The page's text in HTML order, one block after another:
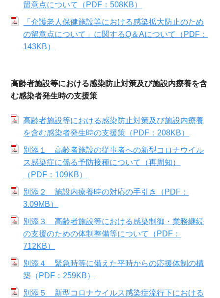
留意点について（PDF：508KB）
「介護老人保健施設等における感染拡大防止のため
の留意点について」に関するQ＆Aについて（PDF：
143KB）
高齢者施設等における感染防止対策及び施設内療養を含
む感染者発生時の支援策
高齢者施設等における感染防止対策及び施設内療養
を含む感染者発生時の支援策（PDF：208KB）
別添１ 高齢者施設の従事者への新型コロナウイル
ス感染症に係る予防接種について（再周知）
（PDF：109KB）
別添２ 施設内療養時の対応の手引き（PDF：
3.09MB）
別添３ 高齢者施設等における感染制御・業務継続
の支援のための体制整備等について（PDF：
712KB）
別添４ 緊急時等に備えた平時からの応援体制の構
築（PDF：259KB）
別添５ 新型コロナウイルス感染症流行下における